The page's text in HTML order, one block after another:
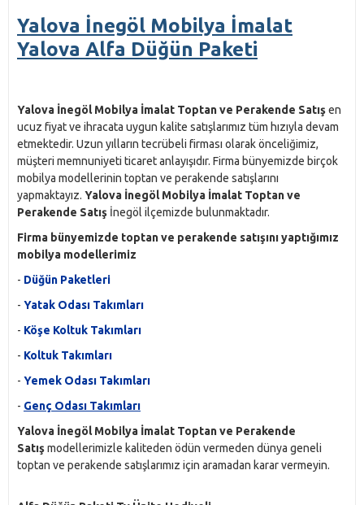
Yalova İnegöl Mobilya İmalat
Yalova Alfa Düğün Paketi
Yalova İnegöl Mobilya İmalat Toptan ve Perakende Satışen
ucuz fiyat ve ihracata uygun kalite satışlarımız tüm hızıyla devam
etmektedir. Uzun yılların tecrübeli firması olarak önceliğimiz,
müşteri memnuniyeti ticaret anlayışıdır. Firma bünyemizde birçok
mobilya modellerinin toptan ve perakende satışlarını
yapmaktayız. Yalova İnegöl Mobilya İmalat Toptan ve
Perakende Satış İnegöl ilçemizde bulunmaktadır.
Firma bünyemizde toptan ve perakende satışını yaptığımız
mobilya modellerimiz
- Düğün Paketleri
- Yatak Odası Takımları
- Köşe Koltuk Takımları
- Koltuk Takımları
- Yemek Odası Takımları
- Genç Odası Takımları
Yalova İnegöl Mobilya İmalat Toptan ve Perakende
Satışmodellerimizle kaliteden ödün vermeden dünya geneli
toptan ve perakende satışlarımız için aramadan karar vermeyin.